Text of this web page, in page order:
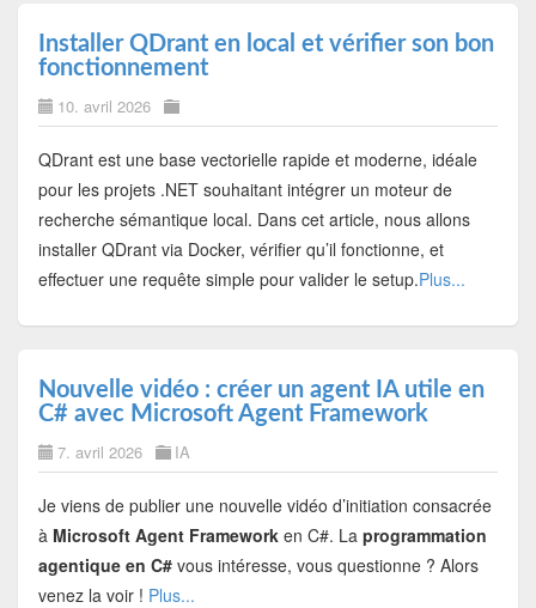
Installer QDrant en local et vérifier son bon
fonctionnement
10. avril 2026
QDrant est une base vectorielle rapide et moderne, idéale
pour les projets .NET souhaitant intégrer un moteur de
recherche sémantique local. Dans cet article, nous allons
installer QDrant via Docker, vérifier qu’il fonctionne, et
effectuer une requête simple pour valider le setup.Plus...
Nouvelle vidéo : créer un agent IA utile en
C# avec Microsoft Agent Framework
7. avril 2026 IA
Je viens de publier une nouvelle vidéo d’initiation consacrée
à Microsoft Agent Frameworken C#. La programmation
agentique en C#vous intéresse, vous questionne ? Alors
venez la voir ! Plus...